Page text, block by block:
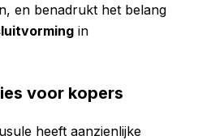
en benadrukt het belang
in
voor kopers
heeft aanzienlijke